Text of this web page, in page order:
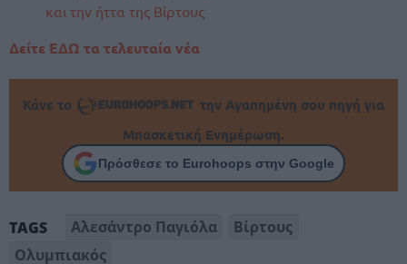
και την ήττα της Βίρτους
Δείτε ΕΔΩ τα τελευταία νέα
Κάνε το
την Αγαπημένη σου πηγή για
Μπασκετική Ενημέρωση.
Πρόσθεσε το Eurohoops στην Google
TAGS Αλεσάντρο Παγιόλα
Βίρτους
Ολυμπιακός